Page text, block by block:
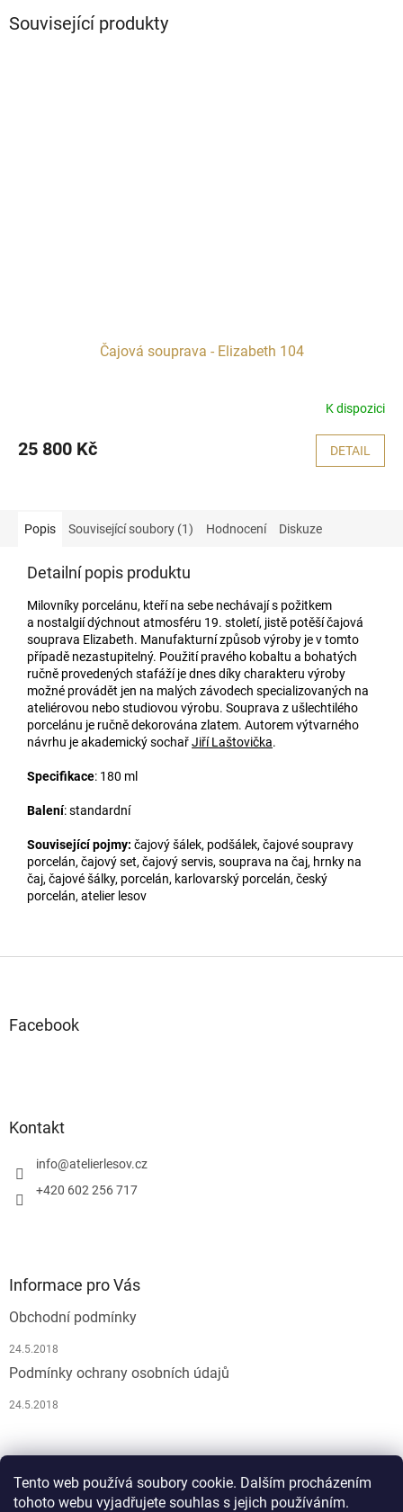
Tento web používá soubory cookie. Dalším procházením
tohoto webu vyjadřujete souhlas s jejich používáním.
Související produkty
Čajová souprava - Elizabeth 104
K dispozici
25 800 Kč DETAIL
Popis Související soubory (1) Hodnocení Diskuze
Detailní popis produktu
Milovníky porcelánu, kteří na sebe nechávají s požitkem
a nostalgií dýchnout atmosféru 19. století, jistě potěší čajová
souprava Elizabeth. Manufakturní způsob výroby je v tomto
případě nezastupitelný. Použití pravého kobaltu a bohatých
ručně provedených stafáží je dnes díky charakteru výroby
možné provádět jen na malých závodech specializovaných na
ateliérovou nebo studiovou výrobu. Souprava z ušlechtilého
porcelánu je ručně dekorována zlatem. Autorem výtvarného
návrhu je akademický sochařJiří Laštovička.
Specifikace: 180 ml
Balení: standardní
Související pojmy: čajový šálek, podšálek, čajové soupravy
porcelán, čajový set, čajový servis, souprava na čaj, hrnky na
čaj, čajové šálky, porcelán, karlovarský porcelán, český
porcelán, atelier lesov
Facebook
Kontakt
info@atelierlesov.cz
+420 602 256 717
Informace pro Vás
Obchodní podmínky
24.5.2018
Podmínky ochrany osobních údajů
24.5.2018